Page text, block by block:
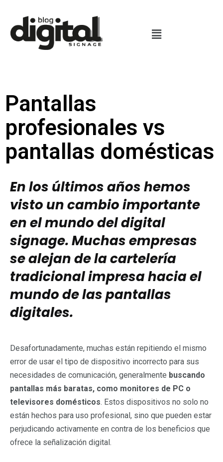
Pantallas
profesionales vs
pantallas domésticas
En los últimos años hemos
visto un cambio importante
en el mundo del digital
signage. Muchas empresas
se alejan de la cartelería
tradicional impresa hacia el
mundo de las pantallas
digitales.
Desafortunadamente, muchas están repitiendo el mismo
error de usar el tipo de dispositivo incorrecto para sus
necesidades de comunicación, generalmente buscando
pantallas más baratas, como monitores de PC o
televisores domésticos. Estos dispositivos no solo no
están hechos para uso profesional, sino que pueden estar
perjudicando activamente en contra de los beneficios que
ofrece la señalización digital.